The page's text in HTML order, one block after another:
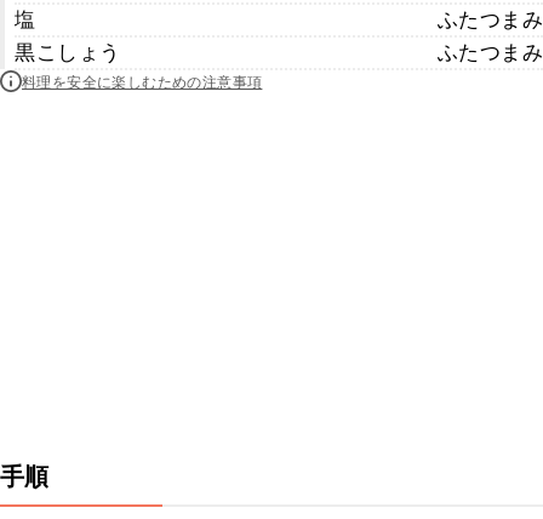
塩
ふたつまみ
黒こしょう
ふたつまみ
料理を安全に楽しむための注意事項
手順